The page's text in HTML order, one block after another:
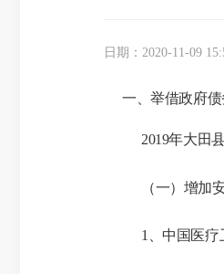
日期：2020-11-09
一、举借政府
2019年大田
（一）增加
1、中国医疗